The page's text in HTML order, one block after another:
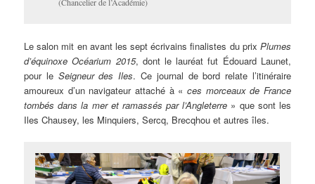
Le salon mit en avant les sept écrivains finalistes du prix Plumes
d’équinoxe Océarium 2015, dont le lauréat fut Édouard Launet,
pour le Seigneur des Iles. Ce journal de bord relate l’itinéraire
amoureux d’un navigateur attaché à « ces morceaux de France
tombés dans la mer et ramassés par l’Angleterre » que sont les
Iles Chausey, les Minquiers, Sercq, Brecqhou et autres îles.